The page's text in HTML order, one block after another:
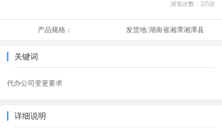
浏览次数： 325次
产品规格： 发货地:湖南省湘潭湘潭县
关键词
代办公司变更要求
详细说明